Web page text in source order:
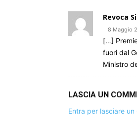
Revoca
8 Maggio
[…]
fuori dal
Ministro
LASCIA UN
Entra per lasciare